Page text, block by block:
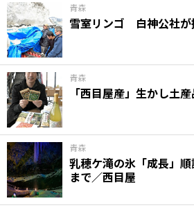
青森
雪室リンゴ 白神公社が
青森
「西目屋産」生かし土
青森
乳穂ケ滝の氷「成長」
まで／西目屋